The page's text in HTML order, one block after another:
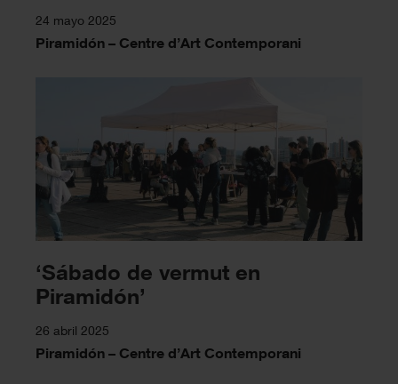
24 mayo 2025
Piramidón – Centre d’Art Contemporani
‘Sábado de vermut en
Piramidón’
26 abril 2025
Piramidón – Centre d’Art Contemporani